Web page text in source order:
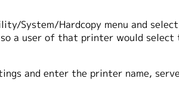
System/Hardcopy menu and
a user of that printer would
and enter the printer name,